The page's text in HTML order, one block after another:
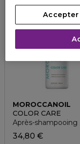
MOROCCANOIL
COLOR CARE
Après-shampooing
34,80 €